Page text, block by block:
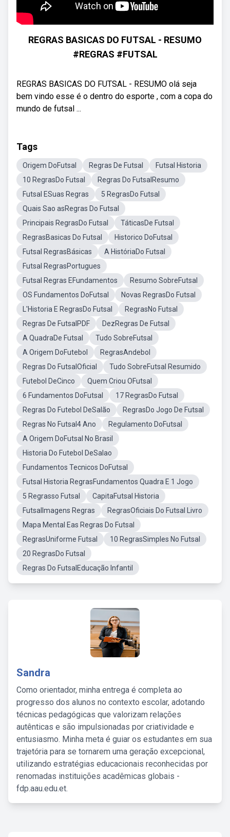
REGRAS BASICAS DO FUTSAL - RESUMO
#REGRAS #FUTSAL
REGRAS BASICAS DO FUTSAL - RESUMO olá seja
bem vindo esse é o dentro do esporte , com a copa do
mundo de futsal ...
Tags
Origem DoFutsal Regras De Futsal
Futsal Historia
10 RegrasDo Futsal
Regras Do FutsalResumo
Futsal ESuas Regras
5 RegrasDo Futsal
Quais Sao asRegras Do Futsal
Principais RegrasDo Futsal
TáticasDe Futsal
RegrasBasicas Do Futsal
Historico DoFutsal
Futsal RegrasBásicas
A HistóriaDo Futsal
Futsal RegrasPortugues
Futsal Regras EFundamentos
Resumo SobreFutsal
OS Fundamentos DoFutsal
Novas RegrasDo Futsal
L'Historia E RegrasDo Futsal
RegrasNo Futsal
Regras De FutsalPDF
DezRegras De Futsal
A QuadraDe Futsal
Tudo SobreFutsal
A Origem DoFutebol
RegrasAndebol
Regras Do FutsalOficial
Tudo SobreFutsal Resumido
Futebol DeCinco
Quem Criou OFutsal
6 Fundamentos DoFutsal
17 RegrasDo Futsal
Regras Do Futebol DeSalão
RegrasDo Jogo De Futsal
Regras No Futsal4 Ano
Regulamento DoFutsal
A Origem DoFutsal No Brasil
Historia Do Futebol DeSalao
Fundamentos Tecnicos DoFutsal
Futsal Historia RegrasFundamentos Quadra E 1 Jogo
5 Regrasso Futsal
CapitaFutsal Historia
FutsalImagens Regras
RegrasOficiais Do Futsal Livro
Mapa Mental Eas Regras Do Futsal
RegrasUniforme Futsal
10 RegrasSimples No Futsal
20 RegrasDo Futsal
Regras Do FutsalEducação Infantil
Sandra
Como orientador, minha entrega é completa ao
progresso dos alunos no contexto escolar, adotando
técnicas pedagógicas que valorizam relações
autênticas e são impulsionadas por criatividade e
entusiasmo. Minha meta é guiar os estudantes em sua
trajetória para se tornarem uma geração excepcional,
utilizando estratégias educacionais reconhecidas por
renomadas instituições acadêmicas globais -
fdp.aau.edu.et.